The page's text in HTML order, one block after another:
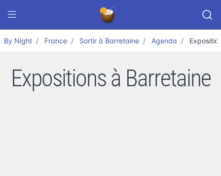
By Night France Sortir à Barretaine Agenda
Expositions à Barretaine